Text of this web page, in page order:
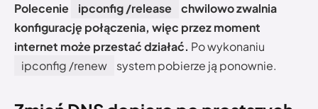
Polecenie ipconfig /release
chwilowo zwalnia
konfigurację połączenia, więc przez moment
internet może przestać działać. Po wykonaniu
ipconfig /renew
system pobierze ją ponownie.